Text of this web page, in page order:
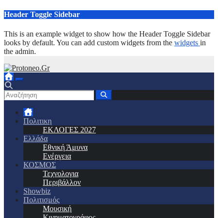
Μετάβαση
περιεχόμενο
Header Toggle Sidebar
This is an example widget to show how the Header Toggle Sidebar
looks by default. You can add custom widgets from the widgets in
the admin.
Πολιτικη
ΕΚΛΟΓΕΣ 2027
Ελλάδα
Εθνική Άμυνα
Ενέργεια
ΚΟΣΜΟΣ
Τεχνολογια
Περιβάλλον
Showbiz
Πολιτισμός
Μουσική